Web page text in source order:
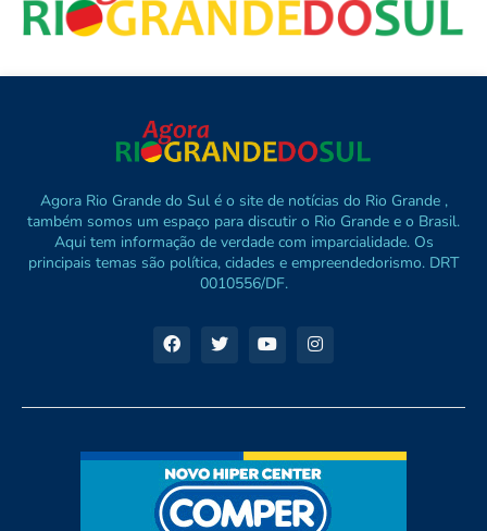
Agora Rio Grande do Sul é o site de notícias do Rio Grande ,
também somos um espaço para discutir o Rio Grande e o Brasil.
Aqui tem informação de verdade com imparcialidade. Os
principais temas são política, cidades e empreendedorismo. DRT
0010556/DF.